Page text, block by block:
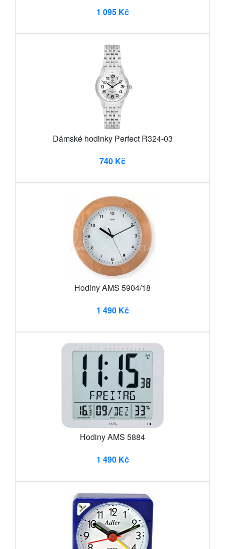
1 095 Kč
Dámské hodinky Perfect R324-03
740 Kč
Hodiny AMS 5904/18
1 490 Kč
Hodiny AMS 5884
1 490 Kč